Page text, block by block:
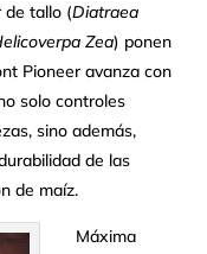
de tallo (Diatraea
Zea) ponen
Pioneer avanza con
solo controles
sino además,
de las
de maíz.
Máxima